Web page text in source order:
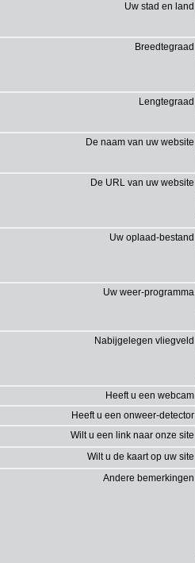
Uw stad en land
Breedtegraad
Lengtegraad
De naam van uw website
De URL van uw website
Uw oplaad-bestand
Uw weer-programma
Nabijgelegen vliegveld
Heeft u een webcam
Heeft u een onweer-detector
Wilt u een link naar onze site
Wilt u de kaart op uw site
Andere bemerkingen